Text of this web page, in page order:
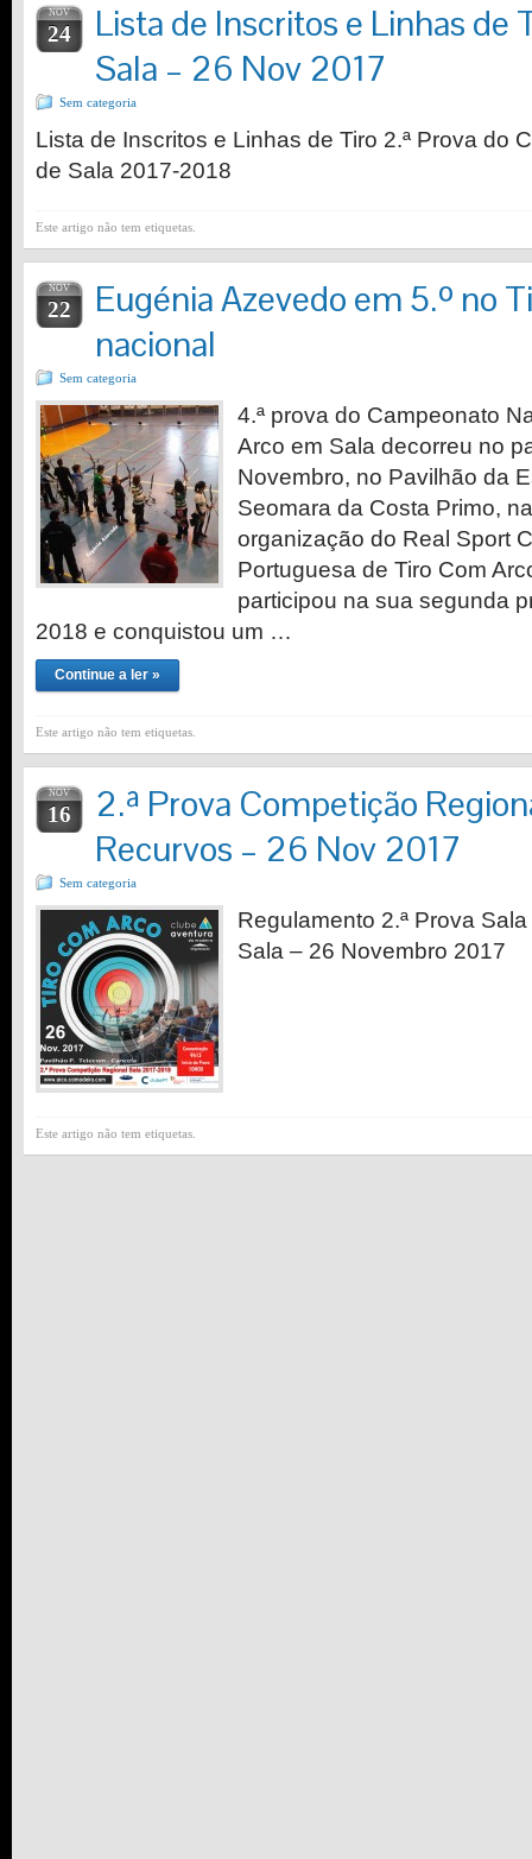
NOV
24
Lista de Inscritos e Linhas de
Sala – 26 Nov 2017
Sem categoria
Lista de Inscritos e Linhas de Tiro 2.ª Prova do
de Sala 2017-2018
Este artigo não tem etiquetas.
NOV
22
Eugénia Azevedo em 5.º no
nacional
Sem categoria
4.ª prova do Campeonato
Arco em Sala decorreu no
Novembro, no Pavilhão da
Seomara da Costa Primo,
organização do Real Sport
Portuguesa de Tiro Com
participou na sua segunda
2018 e conquistou um …
Continue a ler »
Este artigo não tem etiquetas.
NOV
16
2.ª Prova Competição
Recurvos – 26 Nov 2017
Sem categoria
Regulamento 2.ª Prova
Sala – 26 Novembro 2017
Este artigo não tem etiquetas.